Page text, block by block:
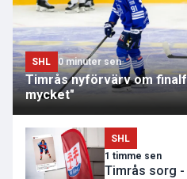
SHL 0 minuter sen
Timrås nyförvärv om
mycket"
SHL
1 timme sen
Timrås sorg -